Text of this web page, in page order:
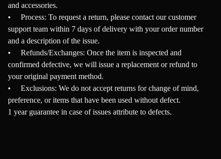
and accessories.
• Process: To request a return, please contact our customer
support team within 7 days of delivery with your order number
and a description of the issue.
• Refunds/Exchanges: Once the item is inspected and
confirmed defective, we will issue a replacement or refund to
your original payment method.
• Exclusions: We do not accept returns for change of mind,
preference, or items that have been used without defect.
1 year guarantee in case of issues attribute to defects.